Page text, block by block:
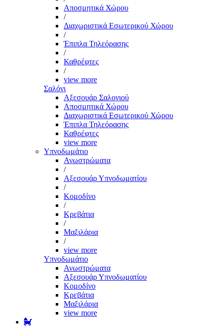
Αποσμητικά Χώρου
/
Διαχωριστικά Εσωτερικού Χώρου
/
Έπιπλα Τηλεόρασης
/
Καθρέφτες
/
view more
Σαλόνι
Αξεσουάρ Σαλονιού
Αποσμητικά Χώρου
Διαχωριστικά Εσωτερικού Χώρου
Έπιπλα Τηλεόρασης
Καθρέφτες
view more
Υπνοδωμάτιο
Ανωστρώματα
/
Αξεσουάρ Υπνοδωματίου
/
Κομοδίνο
/
Κρεβάτια
/
Μαξιλάρια
/
view more
Υπνοδωμάτιο
Ανωστρώματα
Αξεσουάρ Υπνοδωματίου
Κομοδίνο
Κρεβάτια
Μαξιλάρια
view more